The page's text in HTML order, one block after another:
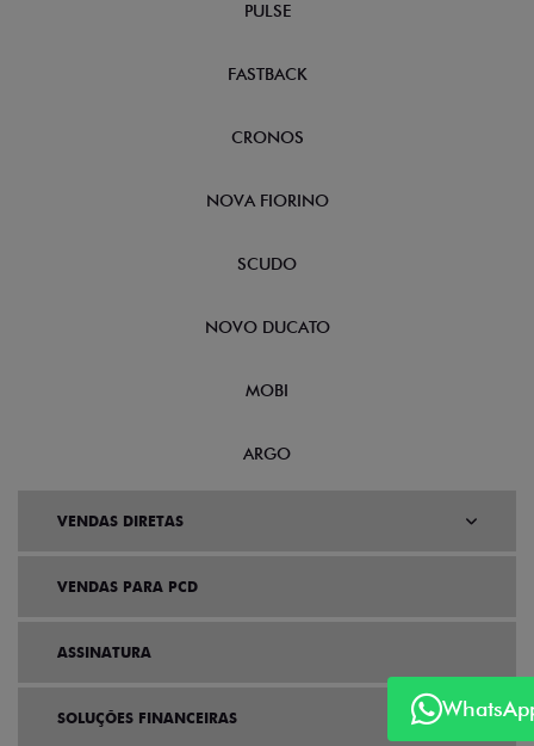
PULSE
FASTBACK
CRONOS
NOVA FIORINO
SCUDO
NOVO DUCATO
MOBI
ARGO
VENDAS DIRETAS
VENDAS PARA PCD
ASSINATURA
SOLUÇÕES FINANCEIRAS